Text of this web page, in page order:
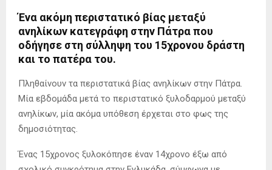
Ένα ακόμη περιστατικό βίας μεταξύ
ανηλίκων κατεγράφη στην Πάτρα που
οδήγησε στη σύλληψη του 15χρονου δράστη
και το πατέρα του.
Πληθαίνουν τα περιστατικά βίας ανηλίκων στην Πάτρα.
Μία εβδομάδα μετά το περιστατικό ξυλοδαρμού μεταξύ
ανηλίκων, μία ακόμα υπόθεση έρχεται στο φως της
δημοσιότητας.
Ένας 15χρονος ξυλοκόπησε έναν 14χρονο έξω από